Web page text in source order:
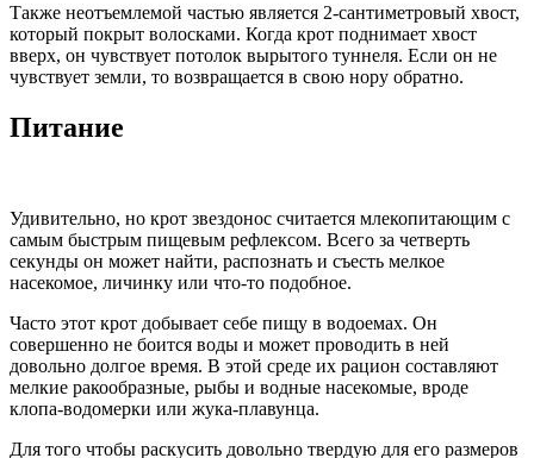
Также неотъемлемой частью является 2-сантиметровый хвост,
который покрыт волосками. Когда крот поднимает хвост
вверх, он чувствует потолок вырытого туннеля. Если он не
чувствует земли, то возвращается в свою нору обратно.
Питание
Удивительно, но крот звездонос считается млекопитающим с
самым быстрым пищевым рефлексом. Всего за четверть
секунды он может найти, распознать и съесть мелкое
насекомое, личинку или что-то подобное.
Часто этот крот добывает себе пищу в водоемах. Он
совершенно не боится воды и может проводить в ней
довольно долгое время. В этой среде их рацион составляют
мелкие ракообразные, рыбы и водные насекомые, вроде
клопа-водомерки или жука-плавунца.
Для того чтобы раскусить довольно твердую для его размеров